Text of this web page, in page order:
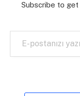
Subscribe to
E-postanızı yazın…